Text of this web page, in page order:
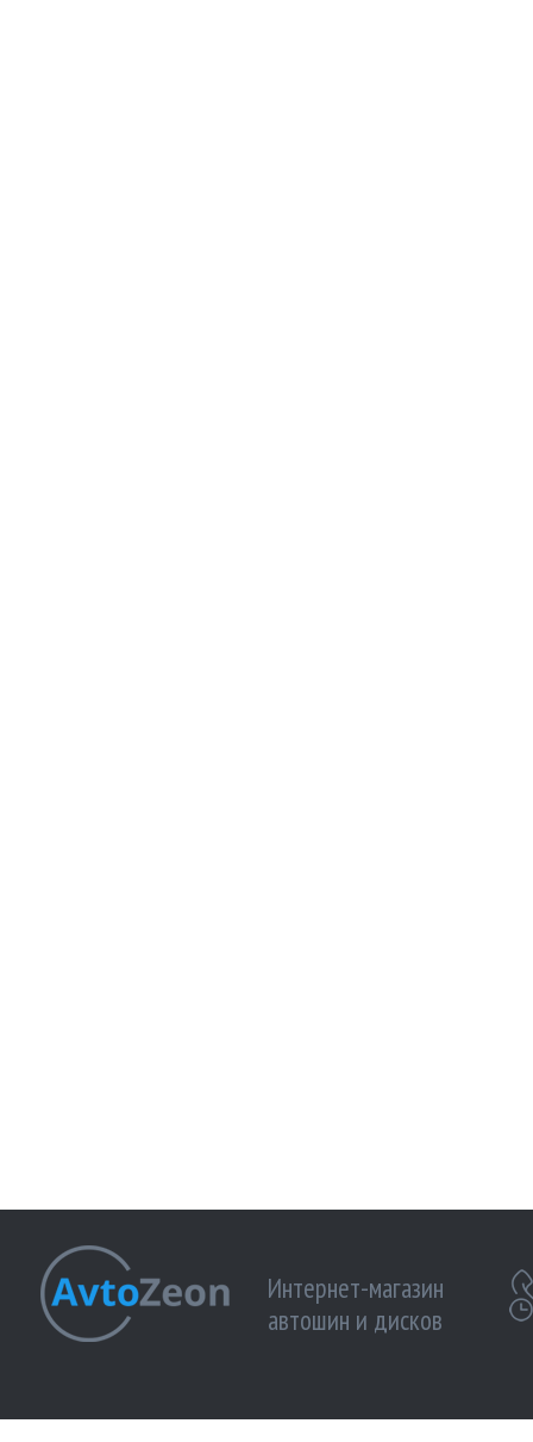
Интернет-магазин
автошин и дисков